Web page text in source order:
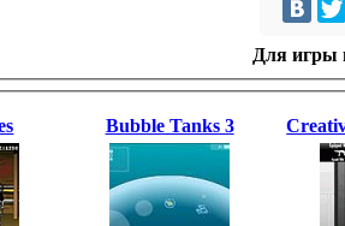
Для игры
Bubble Tanks 3